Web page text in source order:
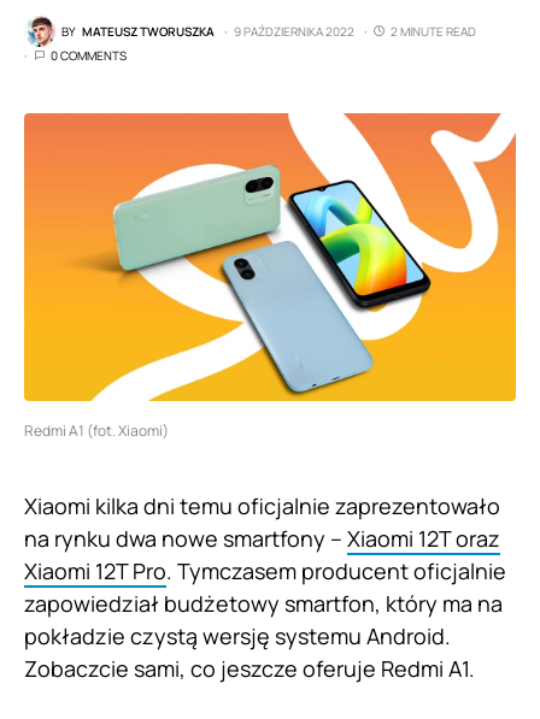
BY MATEUSZ TWORUSZKA 9 PAŹDZIERNIKA 2022
2 MINUTE READ
0 COMMENTS
Redmi A1 (fot. Xiaomi)
Xiaomi kilka dni temu oficjalnie zaprezentowało
na rynku dwa nowe smartfony – Xiaomi 12T oraz
Xiaomi 12T Pro. Tymczasem producent oficjalnie
zapowiedział budżetowy smartfon, który ma na
pokładzie czystą wersję systemu Android.
Zobaczcie sami, co jeszcze oferuje Redmi A1.